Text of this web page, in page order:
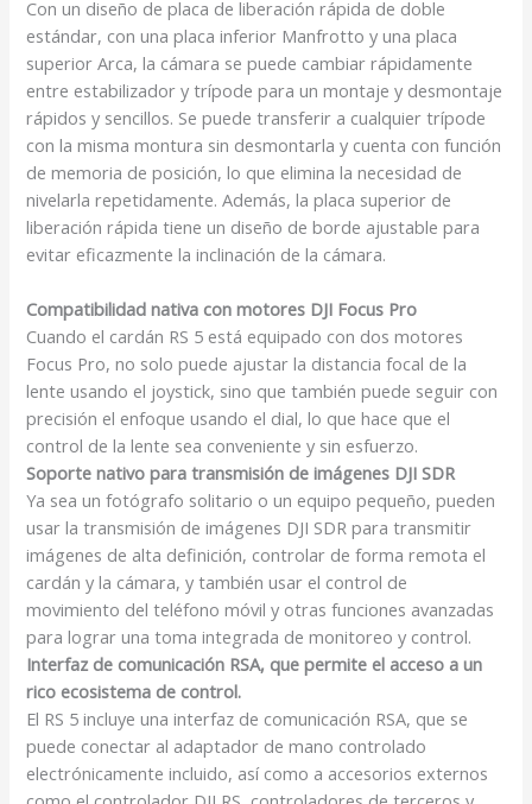
Con un diseño de placa de liberación rápida de doble
estándar, con una placa inferior Manfrotto y una placa
superior Arca, la cámara se puede cambiar rápidamente
entre estabilizador y trípode para un montaje y desmontaje
rápidos y sencillos. Se puede transferir a cualquier trípode
con la misma montura sin desmontarla y cuenta con función
de memoria de posición, lo que elimina la necesidad de
nivelarla repetidamente. Además, la placa superior de
liberación rápida tiene un diseño de borde ajustable para
evitar eficazmente la inclinación de la cámara.
Compatibilidad nativa con motores DJI Focus Pro
Cuando el cardán RS 5 está equipado con dos motores
Focus Pro, no solo puede ajustar la distancia focal de la
lente usando el joystick, sino que también puede seguir con
precisión el enfoque usando el dial, lo que hace que el
control de la lente sea conveniente y sin esfuerzo.
Soporte nativo para transmisión de imágenes DJI SDR
Ya sea un fotógrafo solitario o un equipo pequeño, pueden
usar la transmisión de imágenes DJI SDRpara transmitir
imágenes de alta definición, controlar de forma remota el
cardán y la cámara, y también usar el control de
movimiento del teléfono móvil y otras funciones avanzadas
para lograr una toma integrada de monitoreo y control.
Interfaz de comunicación RSA, que permite el acceso a un
rico ecosistema de control.
El RS 5 incluye una interfaz de comunicación RSA, que se
puede conectar al adaptador de mano controlado
electrónicamente incluido, así como a accesorios externos